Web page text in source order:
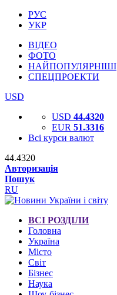
РУС
УКР
ВІДЕО
ФОТО
НАЙПОПУЛЯРНІШІ
СПЕЦПРОЕКТИ
USD
USD 44.4320
EUR 51.3316
Всі курси валют
44.4320
Авторизація
Пошук
RU
ВСІ РОЗДІЛИ
Головна
Україна
Місто
Світ
Бізнес
Наука